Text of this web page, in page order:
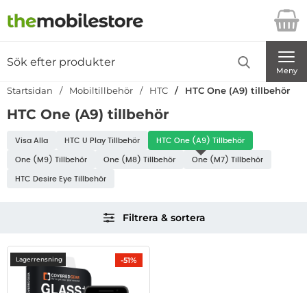
Startsidan för Danira Telecom AB
Meny
Startsidan Mobiltillbehör HTC HTC One (A9) tillbehör
HTC One (A9) tillbehör
Underkategorier
Visa Alla
HTC HTC U Play Tillbehör HTC One (A9) Tillbehör
One (M9) Tillbehör One (M8) Tillbehör One (M7) Tillbehör
HTC Desire Eye Tillbehör
Filtrera & sortera
Filtrera & sortera
produktlista
Lagerrensning -51%